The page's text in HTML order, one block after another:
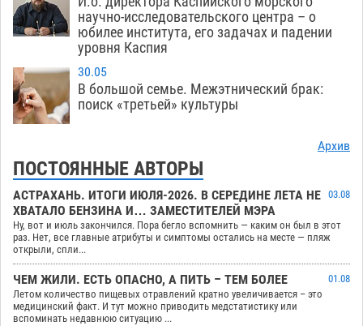
научно-исследовательского центра – о
юбилее института, его задачах и падении
уровня Каспия
30.05
В большой семье. Межэтнический брак:
поиск «третьей» культуры
Архив
ПОСТОЯННЫЕ АВТОРЫ
АСТРАХАНЬ. ИТОГИ ИЮЛЯ-2026. В СЕРЕДИНЕ ЛЕТА НЕ
ХВАТАЛО БЕНЗИНА И… ЗАМЕСТИТЕЛЕЙ МЭРА
03.08
Ну, вот и июль закончился. Пора бегло вспомнить — каким он был в этот
раз. Нет, все главные атрибуты и симптомы остались на месте — пляж
открыли, спли...
ЧЕМ ЖИЛИ. ЕСТЬ ОПАСНО, А ПИТЬ – ТЕМ БОЛЕЕ
01.08
Летом количество пищевых отравлений кратно увеличивается – это
медицинский факт. И тут можно приводить медстатистику или
вспоминать недавнюю ситуацию ...